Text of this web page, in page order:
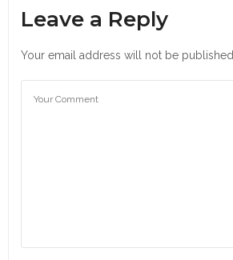
Leave a Reply
Your email address will not be published.